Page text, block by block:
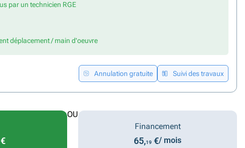
par un technicien RGE
déplacement / main d'oeuvre
Annulation gratuite Suivi des travaux
OU
Financement
65,19 €/ mois